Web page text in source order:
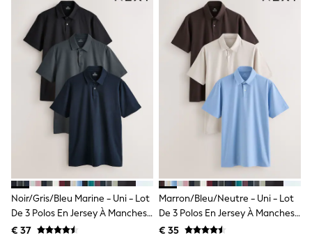
Sandals & Sliders
Rash Vests
Sun Safe Swimwear
Sun Hats & Caps
Denim Jackets
Raincoats
Waterproof
Shackets
Puddlesuits
Fleeces
Puffers
Snowsuits
All Footwear
New In
Boots
Half Sizes
Noir/gris/bleu Marine - Uni - Lot
De 3 Polos En Jersey À Manches
Courtes Motionflex
€ 37
Marron/bleu/neutre - Uni - Lot
De 3 Polos En Jersey À Manches
Courtes Motionflex
€ 35